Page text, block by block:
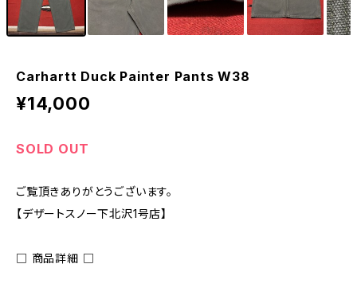
Carhartt Duck Painter Pants W38
¥14,000
SOLD OUT
ご覧頂きありがとうございます。
【デザートスノー下北沢1号店】
□ 商品詳細 □